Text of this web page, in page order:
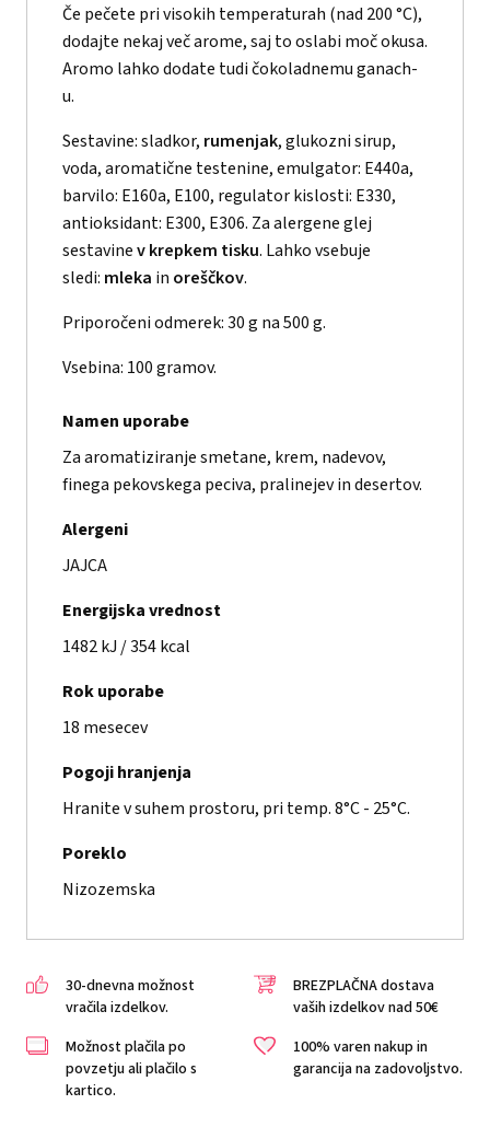
Če pečete pri visokih temperaturah (nad 200 °C),
dodajte nekaj več arome, saj to oslabi moč okusa.
Aromo lahko dodate tudi čokoladnemu ganach-
u.
Sestavine: sladkor, rumenjak, glukozni sirup,
voda, aromatične testenine, emulgator: E440a,
barvilo: E160a, E100, regulator kislosti: E330,
antioksidant: E300, E306. Za alergene glej
sestavinev krepkem tisku. Lahko vsebuje
sledi: mleka in oreščkov.
Priporočeni odmerek: 30 g na 500 g.
Vsebina: 100 gramov.
Namen uporabe
Za aromatiziranje smetane, krem, nadevov,
finega pekovskega peciva, pralinejev in desertov.
Alergeni
JAJCA
Energijska vrednost
1482 kJ / 354 kcal
Rok uporabe
18 mesecev
Pogoji hranjenja
Hranite v suhem prostoru, pri temp. 8°C - 25°C.
Poreklo
Nizozemska
30-dnevna možnost
vračila izdelkov.
BREZPLAČNA dostava
vaših izdelkov nad 50€
Možnost plačila po
povzetju ali plačilo s
kartico.
100% varen nakup in
garancija na zadovoljstvo.